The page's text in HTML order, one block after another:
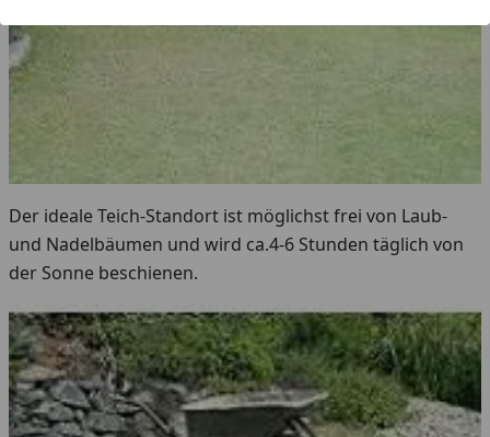
Der ideale Teich-Standort ist möglichst frei von Laub-
und Nadelbäumen und wird ca.4-6 Stunden täglich von
der Sonne beschienen.